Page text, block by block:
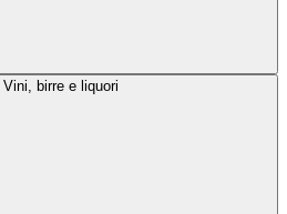
Vini, birre e liquori